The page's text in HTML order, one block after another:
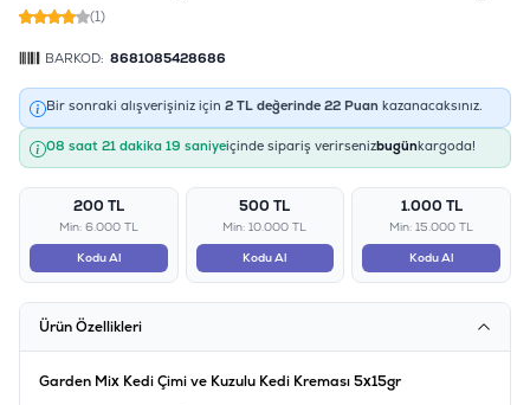
(1)
BARKOD: 8681085428686
Bir sonraki alışverişiniz için 2 TL değerinde 22 Puan kazanacaksınız.
08 saat 21 dakika 18 saniyeiçinde sipariş verirsenizbugünkargoda!
200 TL
Min: 6.000 TL
Kodu Al
500 TL
Min: 10.000 TL
Kodu Al
1.000 TL
Min: 15.000 TL
Kodu Al
Ürün Özellikleri
Garden Mix Kedi Çimi ve Kuzulu Kedi Kreması 5x15gr